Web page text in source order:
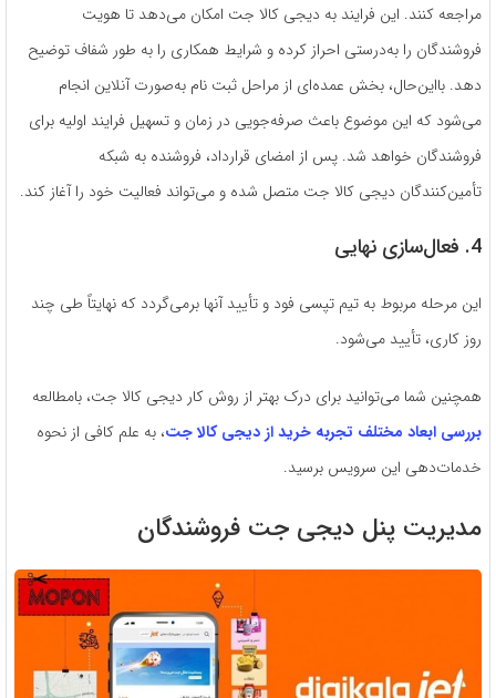
مراجعه کنند. این فرایند به دیجی کالا جت امکان می‌دهد تا هویت
فروشندگان را به‌درستی احراز کرده و شرایط همکاری را به طور شفاف توضیح
دهد. بااین‌حال، بخش عمده‌ای از مراحل ثبت نام به‌صورت آنلاین انجام
می‌شود که این موضوع باعث صرفه‌جویی در زمان و تسهیل فرایند اولیه برای
فروشندگان خواهد شد. پس از امضای قرارداد، فروشنده به شبکه
تأمین‌کنندگان دیجی کالا جت متصل شده و می‌تواند فعالیت خود را آغاز کند.
4. فعال­‌سازی نهایی
این مرحله مربوط به تیم تپسی فود و تأیید آنها برمی­‌گردد که نهایتاً طی چند
روز کاری، تأیید می‌­شود.
همچنین شما می‌توانید برای درک بهتر از روش کار دیجی کالا جت، بامطالعه
بررسی ابعاد مختلف تجربه خرید از دیجی کالا جت، به علم کافی از نحوه
خدمات‌دهی این سرویس برسید.
مدیریت پنل دیجی جت فروشندگان